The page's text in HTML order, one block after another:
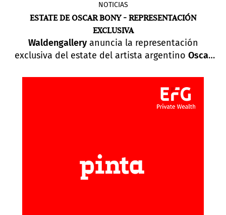
NOTICIAS
ESTATE DE OSCAR BONY - REPRESENTACIÓN
EXCLUSIVA
Waldengalleryanuncia la representación
exclusiva del estate del artista argentino Oscar